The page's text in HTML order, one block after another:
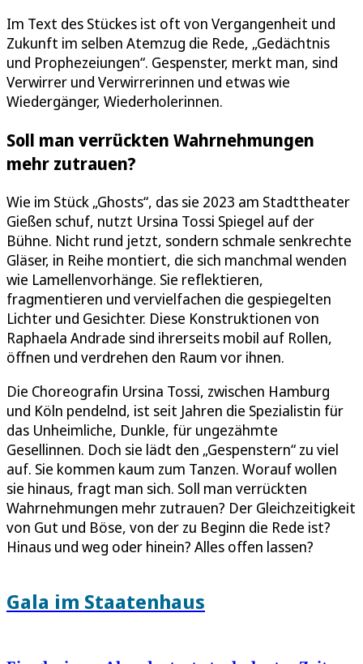
Im Text des Stückes ist oft von Vergangenheit und
Zukunft im selben Atemzug die Rede, „Gedächtnis
und Prophezeiungen“. Gespenster, merkt man, sind
Verwirrer und Verwirrerinnen und etwas wie
Wiedergänger, Wiederholerinnen.
Soll man verrückten Wahrnehmungen
mehr zutrauen?
Wie im Stück „Ghosts“, das sie 2023 am Stadttheater
Gießen schuf, nutzt Ursina Tossi Spiegel auf der
Bühne. Nicht rund jetzt, sondern schmale senkrechte
Gläser, in Reihe montiert, die sich manchmal wenden
wie Lamellenvorhänge. Sie reflektieren,
fragmentieren und vervielfachen die gespiegelten
Lichter und Gesichter. Diese Konstruktionen von
Raphaela Andrade sind ihrerseits mobil auf Rollen,
öffnen und verdrehen den Raum vor ihnen.
Die Choreografin Ursina Tossi, zwischen Hamburg
und Köln pendelnd, ist seit Jahren die Spezialistin für
das Unheimliche, Dunkle, für ungezähmte
Gesellinnen. Doch sie lädt den „Gespenstern“ zu viel
auf. Sie kommen kaum zum Tanzen. Worauf wollen
sie hinaus, fragt man sich. Soll man verrückten
Wahrnehmungen mehr zutrauen? Der Gleichzeitigkeit
von Gut und Böse, von der zu Beginn die Rede ist?
Hinaus und weg oder hinein? Alles offen lassen?
Gala im Staatenhaus